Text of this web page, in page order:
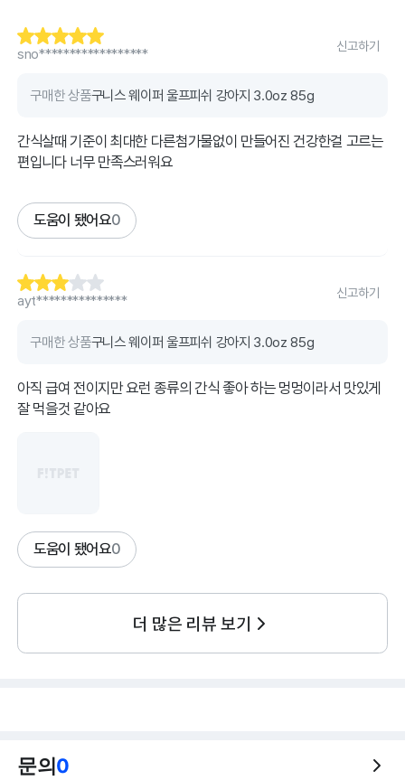
sno******************
신고하기
구매한 상품구니스 웨이퍼 울프피쉬 강아지 3.0oz 85g
간식살때 기준이 최대한 다른첨가물없이 만들어진 건강한걸 고르는
편입니다 너무 만족스러워요
도움이 됐어요0
ayt***************
신고하기
구매한 상품구니스 웨이퍼 울프피쉬 강아지 3.0oz 85g
아직 급여 전이지만 요런 종류의 간식 좋아 하는 멍멍이라서 맛있게
잘 먹을것 같아요
도움이 됐어요0
더 많은 리뷰 보기
문의0